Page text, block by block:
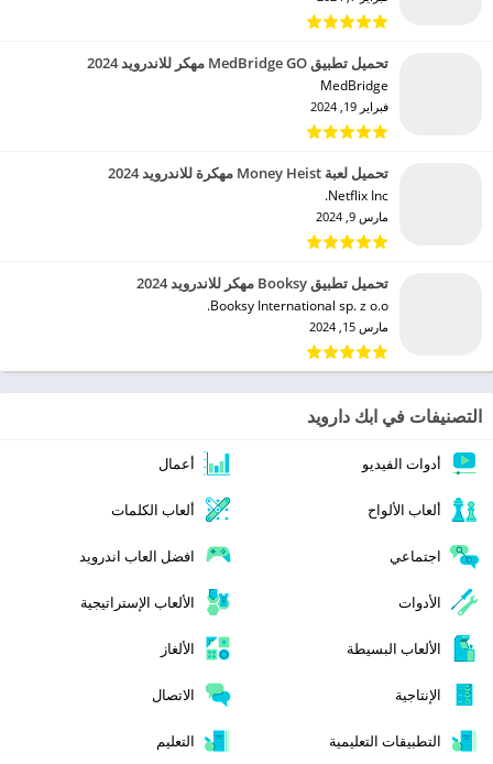
تحميل تطبيق MedBridge GO مهكر للاندرويد 2024
MedBridge‏
فبراير 19, 2024
تحميل لعبة Money Heist مهكرة للاندرويد 2024
Netflix Inc.‏
مارس 9, 2024
تحميل تطبيق Booksy مهكر للاندرويد 2024
Booksy International sp. z o.o.‏
مارس 15, 2024
التصنيفات في ابك دارويد
أدوات الفيديو أعمال
ألعاب الألواح ألعاب الكلمات
اجتماعي افضل العاب اندرويد
الأدوات الألعاب الإستراتيجية
الألعاب البسيطة الألغاز
الإنتاجية الاتصال
التطبيقات التعليمية التعليم